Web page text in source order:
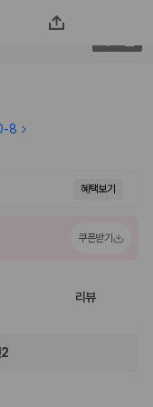
교 플랫폼
서 한 번에
면책금, 보상 한도, 인수
렌트카 업체의 조건을 한
8
혜택보기
쿠폰받기
리뷰